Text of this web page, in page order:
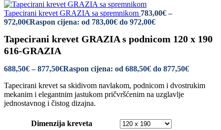
Tapecirani krevet GRAZIA sa spremnikom 783,00€ –
972,00€Raspon cijena: od 783,00€ do 972,00€
Tapecirani krevet GRAZIA s podnicom 120 x 190
616-GRAZIA
688,50€ – 877,50€Raspon cijena: od 688,50€ do 877,50€
Tapecirani krevet sa skidivom navlakom, podnicom i dvostrukim
mekanim i elegantnim jastukom pričvršćenim na uzglavlje
jednostavnog i čistog dizajna.
Dimenzija kreveta